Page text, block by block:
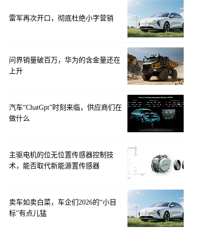
雷军再次开口，彻底杜绝小字营销
问界销量破百万，华为的含金量还在
上升
汽车“ChatGpt”时刻来临，供应商们在
做什么
主驱电机的位无位置传感器控制技
术，能否取代新能源置传感器
卖车如卖白菜，车企们2026的“小目
标”有点儿猛